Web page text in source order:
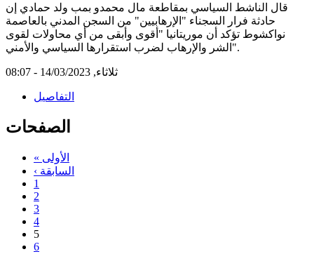
قال الناشط السياسي بمقاطعة مال محمدو بمب ولد حمادي إن
حادثة فرار السجناء "الإرهابيين" من السجن المدني بالعاصمة
نواكشوط تؤكد أن موريتانيا "أقوى وأبقى من أي محاولات لقوى
الشر والإرهاب لضرب استقرارها السياسي والأمني".
ثلاثاء, 14/03/2023 - 08:07
التفاصيل
الصفحات
« الأولى
‹ السابقة
1
2
3
4
5
6